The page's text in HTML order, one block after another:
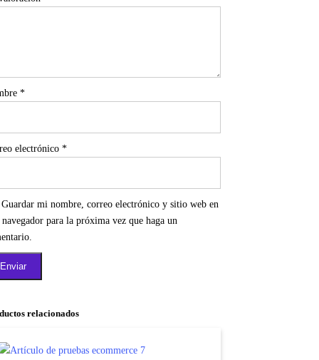
*
electrónico *
Guardar mi nombre, correo electrónico y sitio web en
navegador para la próxima vez que haga un
relacionados